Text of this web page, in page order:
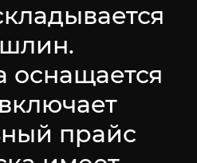
оснащается
прайс